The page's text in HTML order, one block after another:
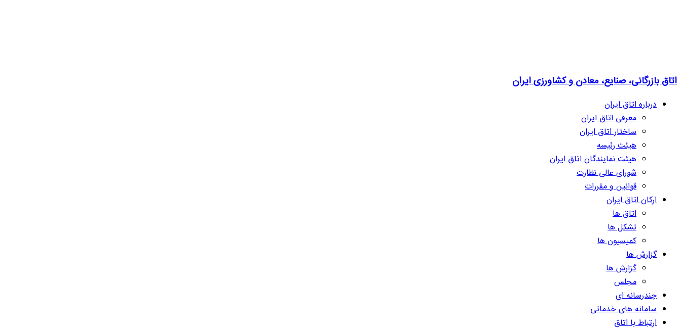
اتاق بازرگانی، صنایع، معادن و کشاورزی ایران
درباره اتاق ایران
معرفی اتاق ایران
ساختار اتاق ایران
هیئت رئیسه
هیئت نمایندگان اتاق ایران
شورای عالی نظارت
قوانین و مقررات
ارکان اتاق ایران
اتاق ها
تشکل ها
کمیسیون ها
گزارش ها
گزارش ها
مجلس
چندرسانه ای
سامانه های خدماتی
ارتباط با اتاق